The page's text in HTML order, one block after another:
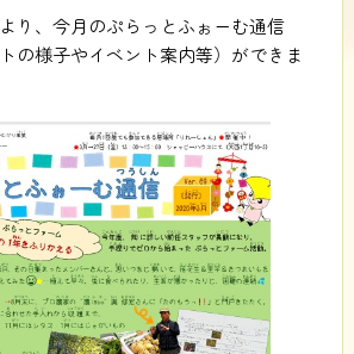
り、今月のぷらっとふぉーむ通信
の様子やイベント案内等）ができま